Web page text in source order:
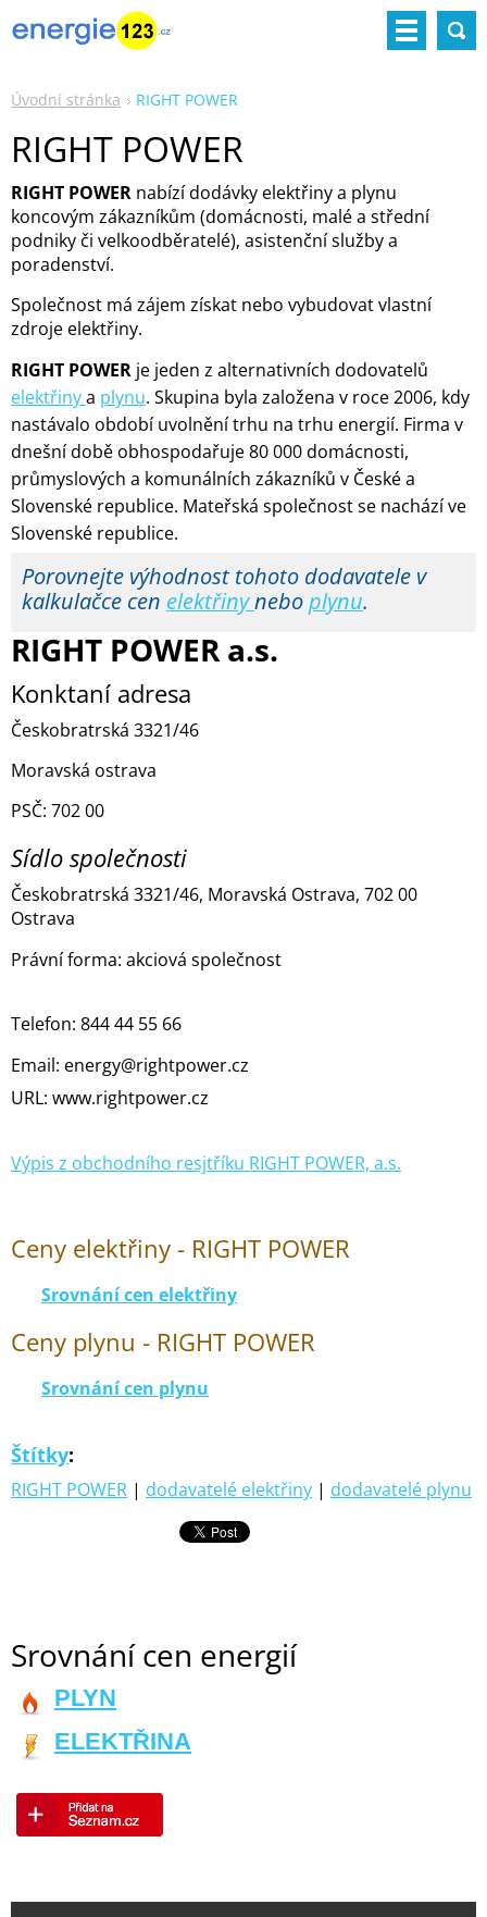
Úvodní stránka RIGHT POWER
RIGHT POWER
RIGHT POWER nabízí dodávky elektřiny a plynu
koncovým zákazníkům (domácnosti, malé a střední
podniky či velkoodběratelé), asistenční služby a
poradenství.
Společnost má zájem získat nebo vybudovat vlastní
zdroje elektřiny.
RIGHT POWER je jeden z alternativních dodovatelů
elektřinya plynu. Skupina byla založena v roce 2006, kdy
nastávalo období uvolnění trhu na trhu energií. Firma v
dnešní době obhospodařuje 80 000 domácnosti,
průmyslových a komunálních zákazníků v České a
Slovenské republice. Mateřská společnost se nachází ve
Slovenské republice.
Porovnejte výhodnost tohoto dodavatele v
kalkulačce cen elektřinyneboplynu.
RIGHT POWER a.s.
Konktaní adresa
Českobratrská 3321/46
Moravská ostrava
PSČ: 702 00
Sídlo společnosti
Českobratrská 3321/46, Moravská Ostrava, 702 00
Ostrava
Právní forma: akciová společnost
Telefon: 844 44 55 66
Email: energy@rightpower.cz
URL: www.rightpower.cz
Výpis z obchodního resjtříku RIGHT POWER, a.s.
Ceny elektřiny - RIGHT POWER
Srovnání cen elektřiny
Ceny plynu - RIGHT POWER
Srovnání cen plynu
Štítky:
RIGHT POWER | dodavatelé elektřiny | dodavatelé plynu
Srovnání cen energií
PLYN
ELEKTŘINA